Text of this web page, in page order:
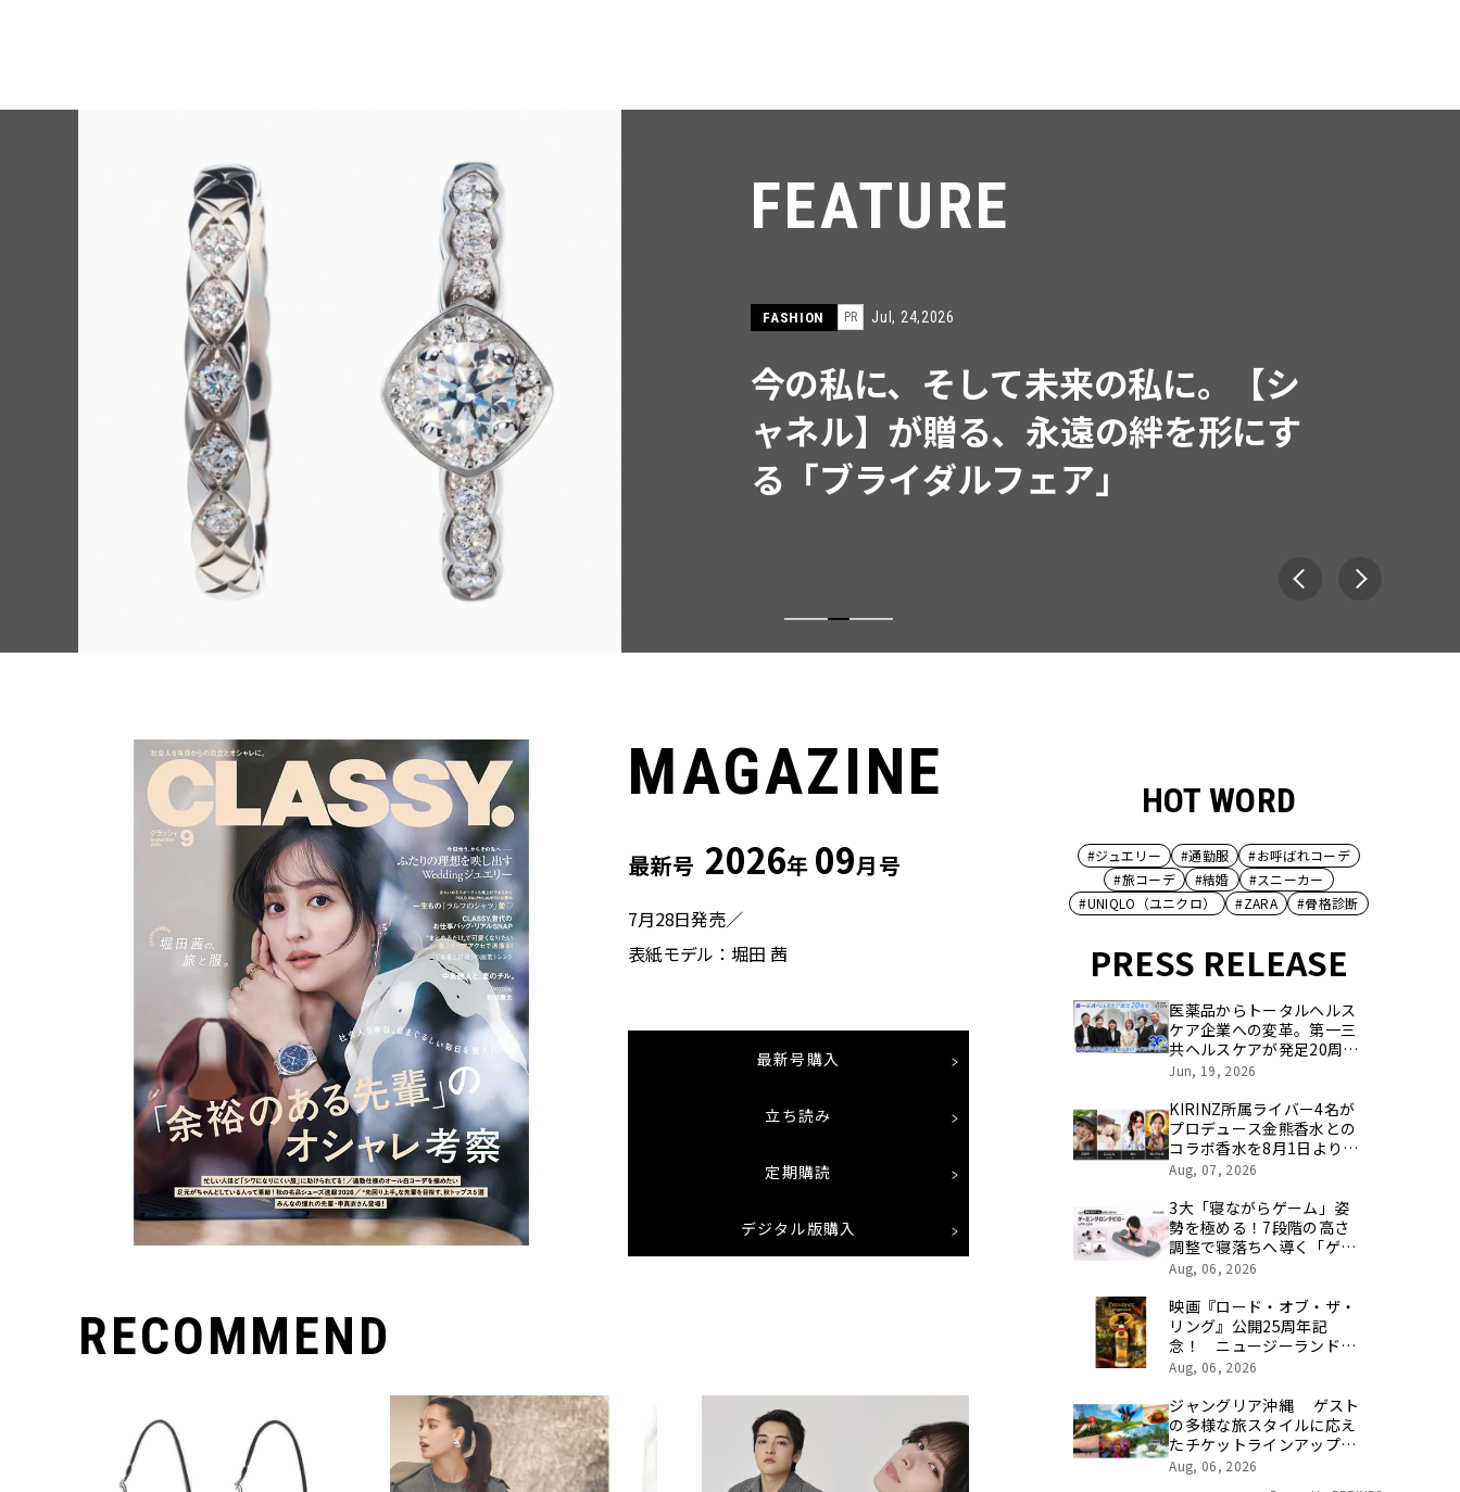
FEATURE
FASHION PR Jul, 15,2026
【ICB】人気インフルエンサーと共
同制作! 週5で着たくなる「名品ブラ
ウス」２選
MAGAZINE
最新号 2026年 09月号
7月28日発売／
表紙モデル：堀田 茜
最新号購入
立ち読み
定期購読
デジタル版購入
RECOMMEND
HOT WORD
#ジュエリー #通勤服
#お呼ばれコーデ
#旅コーデ
#結婚
#スニーカー
#UNIQLO（ユニクロ）
#ZARA #骨格診断
PRESS RELEASE
医薬品からトータルヘルス
ケア企業への変革。第一三
共ヘルスケアが発足20周年
を記念し、製品開発・新カ
合時のエピソードを社員の
想いとともに振り返る特別
映像を公開！
Jun, 19, 2026
KIRINZ所属ライバー4名が
プロデュース金熊香水との
コラボ香水を8月1日より期
間限定で予約販売
Aug, 07, 2026
3大「寝ながらゲーム」姿
勢を極める！7段階の高さ
調整で寝落ちへ導く「ゲー
ミングロングピロー」発売
Aug, 06, 2026
映画『ロード・オブ・ザ・
リング』公開25周年記
念！ ニュージーランド最
高峰のシングルモルト、
量限定ウイスキー「リング
ベアラー」が誕生
Aug, 06, 2026
ジャングリア沖縄 ゲスト
の多様な旅スタイルに応え
たチケットラインアップ拡
充 余すことなく魅力を堪
Aug, 06, 2026